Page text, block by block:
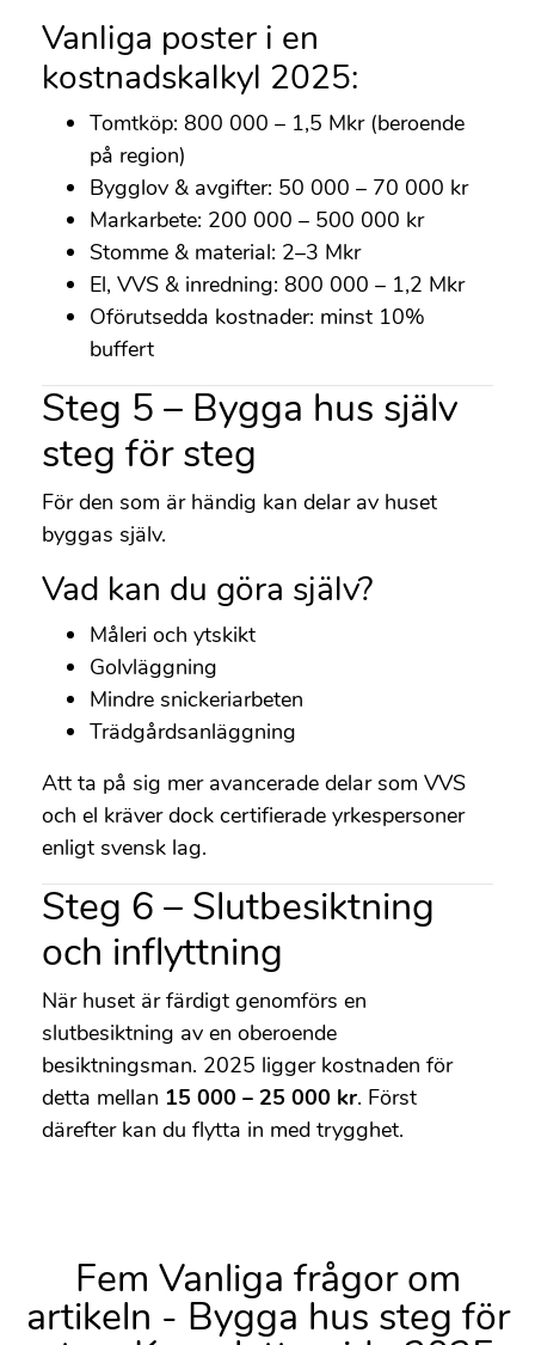
Vanliga poster i en
kostnadskalkyl 2025:
Tomtköp: 800 000 – 1,5 Mkr (beroende
på region)
Bygglov & avgifter: 50 000 – 70 000 kr
Markarbete: 200 000 – 500 000 kr
Stomme & material: 2–3 Mkr
El, VVS & inredning: 800 000 – 1,2 Mkr
Oförutsedda kostnader: minst 10%
buffert
Steg 5 – Bygga hus själv
steg för steg
För den som är händig kan delar av huset
byggas själv.
Vad kan du göra själv?
Måleri och ytskikt
Golvläggning
Mindre snickeriarbeten
Trädgårdsanläggning
Att ta på sig mer avancerade delar som VVS
och el kräver dock certifierade yrkespersoner
enligt svensk lag.
Steg 6 – Slutbesiktning
och inflyttning
När huset är färdigt genomförs en
slutbesiktning av en oberoende
besiktningsman. 2025 ligger kostnaden för
detta mellan 15 000 – 25 000 kr. Först
därefter kan du flytta in med trygghet.
Fem Vanliga frågor om
artikeln - Bygga hus steg för